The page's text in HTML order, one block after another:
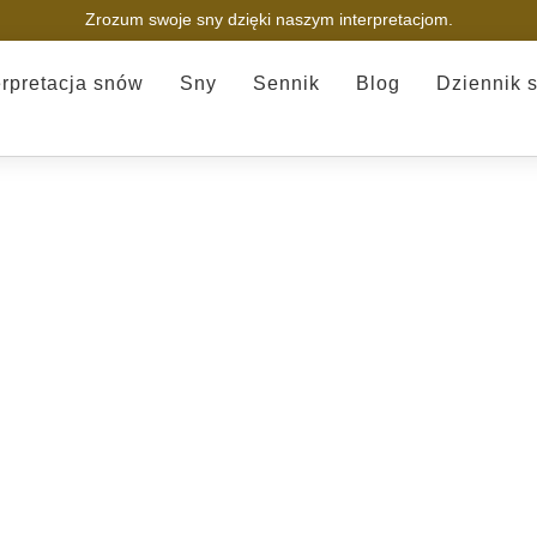
Zrozum swoje sny dzięki naszym interpretacjom.
snów Sny Sennik Blog Dziennik